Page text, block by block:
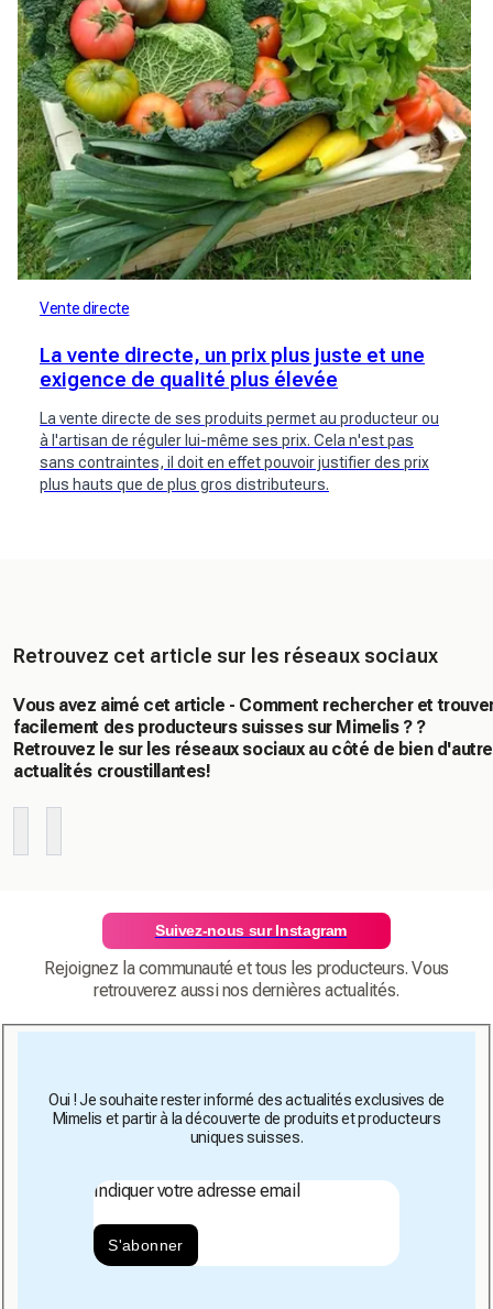
Vente directe
La vente directe, un prix plus juste et une
exigence de qualité plus élevée
La vente directe de ses produits permet au producteur ou
à l'artisan de réguler lui-même ses prix. Cela n'est pas
sans contraintes, il doit en effet pouvoir justifier des prix
plus hauts que de plus gros distributeurs.
Retrouvez cet article sur les réseaux sociaux
Vous avez aimé cet article - Comment rechercher et
facilement des producteurs suisses sur Mimelis ? ?
Retrouvez le sur les réseaux sociaux au côté de bien
actualités croustillantes!
Suivez-nous sur Instagram
Rejoignez la communauté et tous les producteurs. Vous
retrouverez aussi nos dernières actualités.
Oui ! Je souhaite rester informé des actualités exclusives de
Mimelis et partir à la découverte de produits et producteurs
uniques suisses.
Indiquer votre adresse email
S'abonner